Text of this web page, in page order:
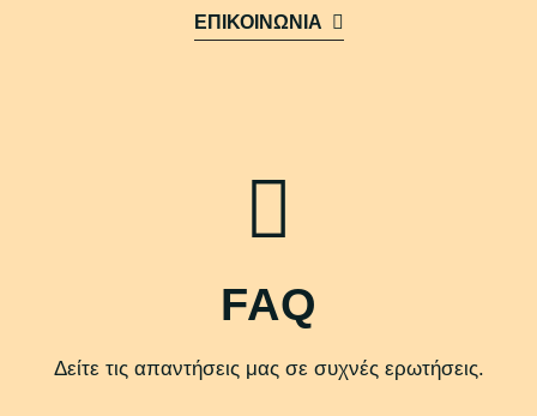
ΕΠΙΚΟΙΝΩΝΙΑ
FAQ
Δείτε τις απαντήσεις μας σε συχνές ερωτήσεις.